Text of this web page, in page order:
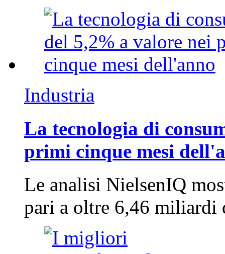
Industria
La tecnologia di
primi cinque mesi
Le analisi NielsenIQ
pari a oltre 6,46